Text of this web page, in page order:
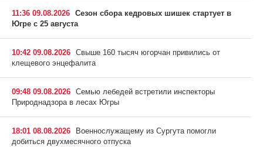
11:36 09.08.2026 Сезон сбора кедровых шишек стартует в
Югре с 25 августа
10:42 09.08.2026 Свыше 160 тысяч югорчан привились от
клещевого энцефалита
09:48 09.08.2026 Семью лебедей встретили инспекторы
Природнадзора в лесах Югры
18:01 08.08.2026
Военнослужащему из Сургута помогли
добиться двухмесячного отпуска